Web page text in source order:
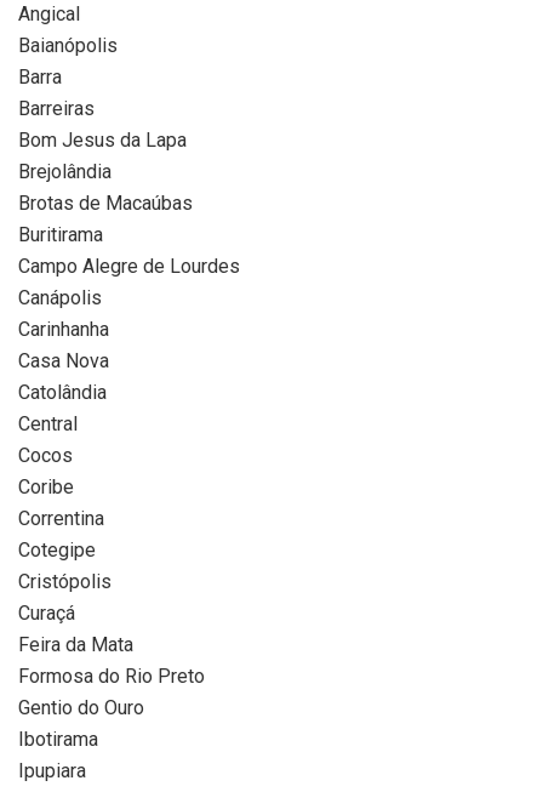
Angical
Baianópolis
Barra
Barreiras
Bom Jesus da Lapa
Brejolândia
Brotas de Macaúbas
Buritirama
Campo Alegre de Lourdes
Canápolis
Carinhanha
Casa Nova
Catolândia
Central
Cocos
Coribe
Correntina
Cotegipe
Cristópolis
Curaçá
Feira da Mata
Formosa do Rio Preto
Gentio do Ouro
Ibotirama
Ipupiara